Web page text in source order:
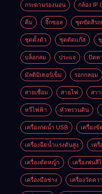
กระดานรองนอน กล้อง IP
คีม จิ๊กซอล ชุดขัดสีรถ
ชุดตั้งตัว ชุดตัดแก๊ส
บล็อกลม ประแจ ปัตต
มัลติมิเตอร์เข็ม รอกกลอม
สายเชื่อม สายไฟ สา
หวีไฟฟ้า หัวพรวนดิน
เครื่องกดน้ำ USB เครื่อง
เครื่องฉีดน้ำแรงดันสูง เค
เครื่องตัดหญ้า เครื่องพ่นสี
เครื่องมือช่าง เครื่องวัดค